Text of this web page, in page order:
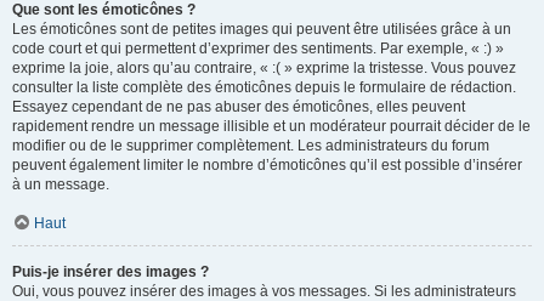
Que sont les émoticônes ?
Les émoticônes sont de petites images qui peuvent être utilisées grâce à un
code court et qui permettent d’exprimer des sentiments. Par exemple, « :) »
exprime la joie, alors qu’au contraire, « :( » exprime la tristesse. Vous pouvez
consulter la liste complète des émoticônes depuis le formulaire de rédaction.
Essayez cependant de ne pas abuser des émoticônes, elles peuvent
rapidement rendre un message illisible et un modérateur pourrait décider de le
modifier ou de le supprimer complètement. Les administrateurs du forum
peuvent également limiter le nombre d’émoticônes qu’il est possible d’insérer
à un message.
Haut
Puis-je insérer des images ?
Oui, vous pouvez insérer des images à vos messages. Si les administrateurs